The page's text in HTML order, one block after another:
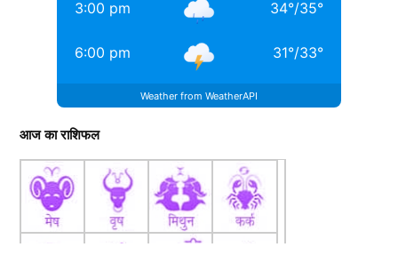
3:00 pm 34°/35°
6:00 pm 31°/33°
Weather from WeatherAPI
आज का राशिफल